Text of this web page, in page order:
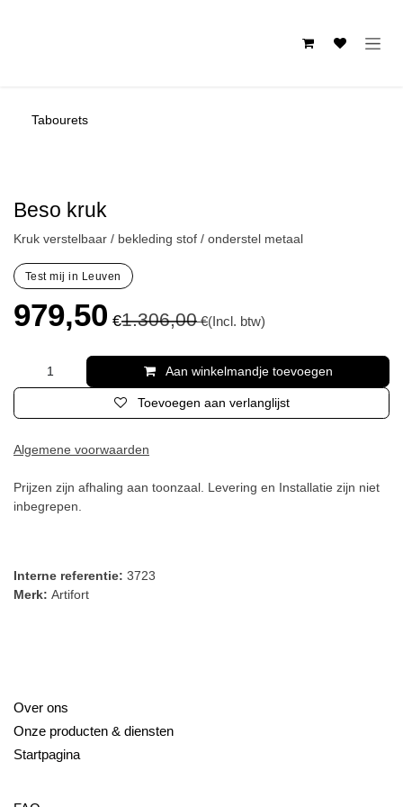
Tabourets
Beso kruk
Kruk verstelbaar / bekleding stof / onderstel metaal
Test mij in Leuven
979,50€1.306,00€(Incl. btw)
Aan winkelmandje toevoegen
Toevoegen aan verlanglijst
Algemene voorwaarden
Prijzen zijn afhaling aan toonzaal. Levering en Installatie zijn
niet inbegrepen.
Interne referentie:3723
Merk:Artifort
Over ons
Onze producten & diensten
Startpagina